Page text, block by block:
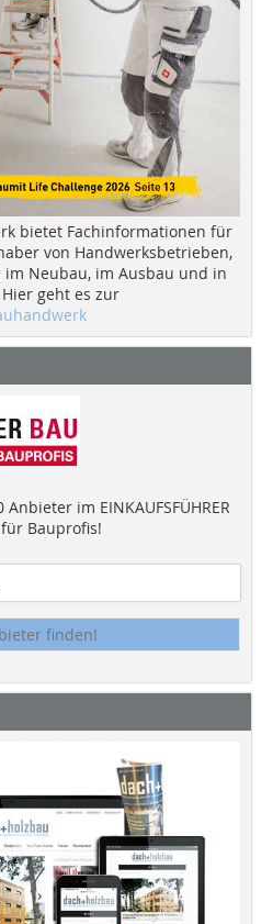
bietet Fachinformationen für
von Handwerksbetrieben,
Neubau, im Ausbau und in
geht es zur
im EINKAUFSFÜHRER
Bauprofis!
finden!